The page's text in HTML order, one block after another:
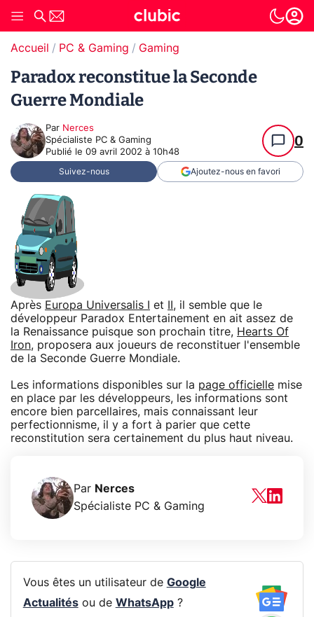
Accueil PC & Gaming Gaming
Paradox reconstitue la Seconde
Guerre Mondiale
Par Nerces
Spécialiste PC & Gaming
Publié le 09 avril 2002 à 10h48
0
Suivez-nous Ajoutez-nous en favori
Après Europa Universalis I et
, il semble que le
développeur Paradox Entertainement en ait assez de
la Renaissance puisque son prochain titre, Hearts Of
Iron, proposera aux joueurs de reconstituer l'ensemble
de la Seconde Guerre Mondiale.
Les informations disponibles sur la page officielle mise
en place par les développeurs, les informations sont
encore bien parcellaires, mais connaissant leur
perfectionnisme, il y a fort à parier que cette
reconstitution sera certainement du plus haut niveau.
Par Nerces
Spécialiste PC & Gaming
Vous êtes un utilisateur de Google
Actualitésou de WhatsApp?